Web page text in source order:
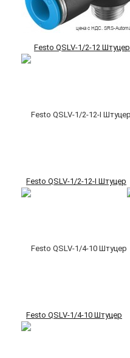
Festo QSLV-1/2-12 Штуцер
Festo QSLV-1/2-12-I Штуцер
Festo QSLV-1/4-10 Штуцер